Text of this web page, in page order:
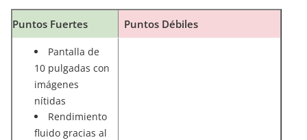
Puntos Fuertes Puntos Débiles
Pantalla de
10 pulgadas con
imágenes
nítidas
Rendimiento
fluido gracias al